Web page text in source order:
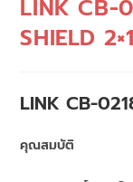
LINK CB-
SHIELD
LINK CB-
คุณสมบัติ